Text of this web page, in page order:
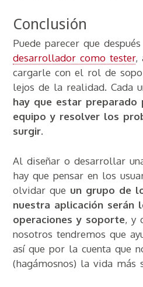
Conclusión
Puede parecer que
desarrollador como tester,
cargarle con el rol de
lejos de la realidad. Cada
hay que estar preparado
equipo y resolver los
surgir.
Al diseñar o desarrollar
hay que pensar en los
olvidar que un grupo de
nuestra aplicación serán
operaciones y soporte, y
nosotros tendremos que
así que por la cuenta que
(hagámosnos) la vida más